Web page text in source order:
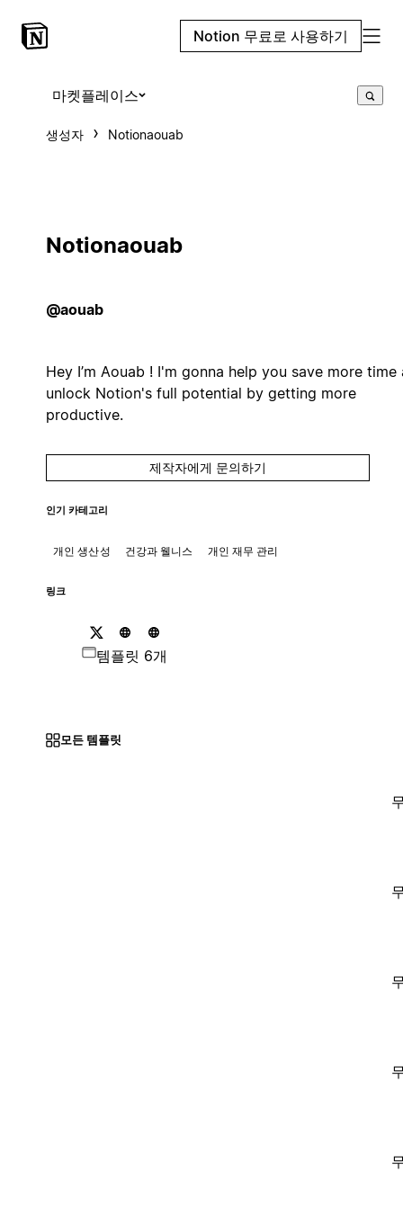
Notion 무료로 사용하기
마켓플레이스
생성자 Notionaouab
Notionaouab
@aouab
Hey I’m Aouab ! I'm gonna help you save more time
unlock Notion's full potential by getting more
productive.
제작자에게 문의하기
인기 카테고리
개인 생산성 건강과 웰니스 개인 재무 관리
링크
템플릿 6개
모든 템플릿